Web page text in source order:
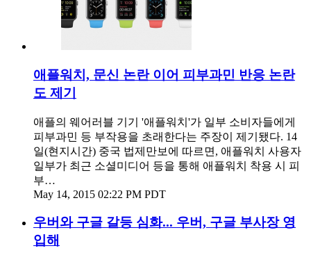
애플워치, 문신 논란 이어 피부과민 반응 논란
도 제기
애플의 웨어러블 기기 '애플워치'가 일부 소비자들에게
피부과민 등 부작용을 초래한다는 주장이 제기됐다. 14
일(현지시간) 중국 법제만보에 따르면, 애플워치 사용자
일부가 최근 소셜미디어 등을 통해 애플워치 착용 시 피
부…
May 14, 2015 02:22 PM PDT
우버와 구글 갈등 심화... 우버, 구글 부사장 영
입해